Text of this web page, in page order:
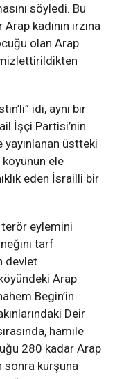
söyledi. Bu
kadının ırzına
olan Arap
idi, aynı bir
İşçi Partisi’nin
yayınlanan üstteki
köyünün ele
eden İsrailli bir
terör eylemini
tarf
devlet
Arap
Begin’in
Deir
hamile
280 kadar Arap
sonra kurşuna